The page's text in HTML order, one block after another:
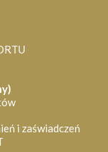
i zaświadczeń